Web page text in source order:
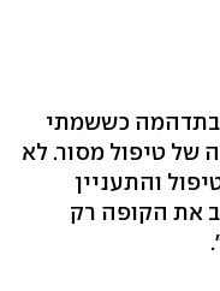
בתדהמה כששמתי
פוטר. מדובר ב-25 שנה של טיפול מסור. לא
והתעניין
את הקופה רק